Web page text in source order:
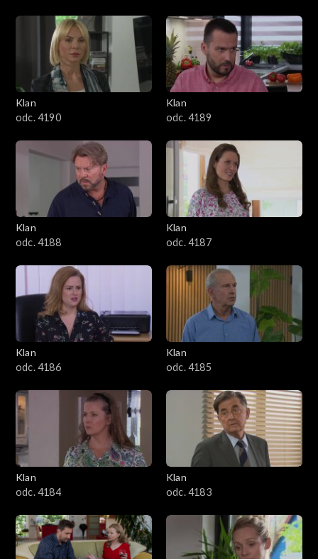
2901–3000
2801–2900
2701–2800
2501–2600
2401–2500
2301–2400
2201–2300
2101–2200
2001–2100
1901–2000
1801–1900
1701–1800
1601–1700
1501–1600
1401–1500
Klan
odc. 4190
Klan
odc. 4189
Klan
odc. 4188
Klan
odc. 4187
Klan
odc. 4186
Klan
odc. 4185
Klan
odc. 4184
Klan
odc. 4183